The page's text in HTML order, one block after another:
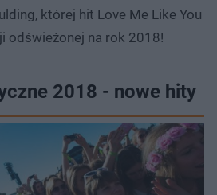
której hit Love Me Like You
odświeżonej na rok 2018!
2018 - nowe hity